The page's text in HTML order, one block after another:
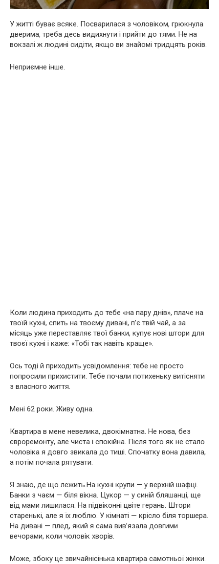
У житті буває всяке. Посварилася з чоловіком, грюкнула
дверима, треба десь видихнути і прийти до тями. Не на
вокзалі ж людині сидіти, якщо ви знайомі тридцять років.
Неприємне інше.
Коли людина приходить до тебе «на пару днів», плаче на
твоїй кухні, спить на твоєму дивані, п’є твій чай, а за
місяць уже переставляє твої банки, купує нові штори для
твоєї кухні і каже: «Тобі так навіть краще».
Ось тоді й приходить усвідомлення: тебе не просто
попросили прихистити. Тебе почали потихеньку витісняти
з власного життя.
Мені 62 роки. Живу одна.
Квартира в мене невелика, двокімнатна. Не нова, без
євроремонту, але чиста і спокійна. Після того як не стало
чоловіка я довго звикала до тиші. Спочатку вона давила,
а потім почала рятувати.
Я знаю, де що лежить.На кухні крупи — у верхній шафці.
Банки з чаєм — біля вікна. Цукор — у синій бляшанці, ще
від мами лишилася. На підвіконні цвіте герань. Штори
старенькі, але я їх люблю. У кімнаті — крісло біля торшера.
На дивані — плед, який я сама вив’язала довгими
вечорами, коли чоловік хворів.
Може, збоку це звичайнісінька квартира самотньої жінки.